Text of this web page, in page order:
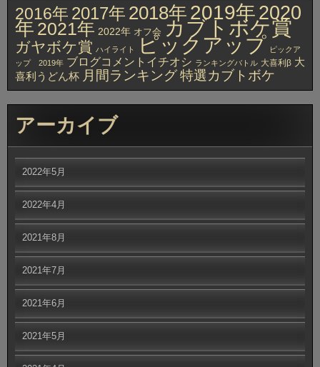
2016年 2017年 2018年 2019年2020
年 2021年 2022年 オフ会 カブトボケ賞
ガヤボケ賞 ハイライト ピックアップ ピックア
ップ 2019年 ブログコメントイチオシ ランキングバトル 大喜利β 大
喜利うどん杯 月間ランキング特選カブトボケ
アーカイブ
2022年5月
2022年4月
2021年8月
2021年7月
2021年6月
2021年5月